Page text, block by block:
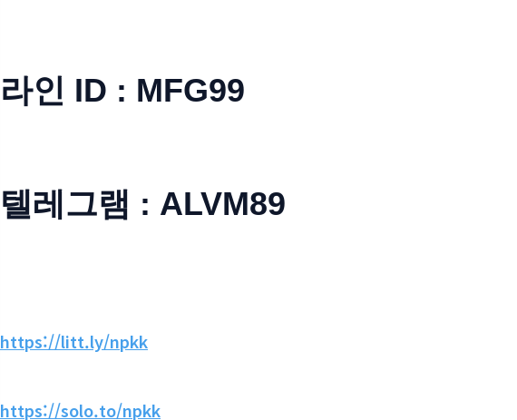
라인 ID : MFG99
텔레그램 : ALVM89
https://litt.ly/npkk
https://solo.to/npkk